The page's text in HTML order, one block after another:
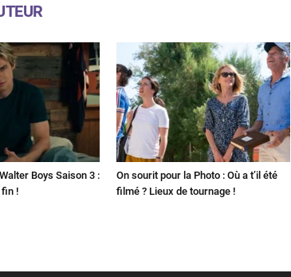
Boys Saison 3 :
fin !
On sourit pour la Photo : Où a t’il été
filmé ? Lieux de tournage !